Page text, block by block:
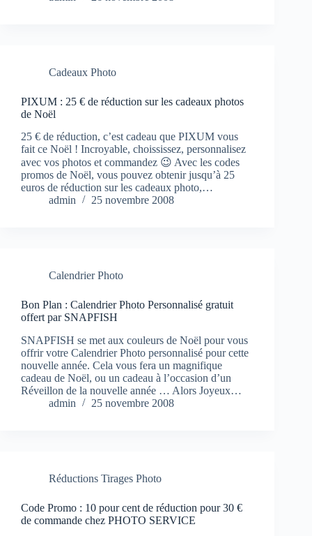
Cadeaux Photo
PIXUM : 25 € de réduction sur les cadeaux photos
de Noël
25 € de réduction, c’est cadeau que PIXUM vous
fait ce Noël ! Incroyable, choississez, personnalisez
avec vos photos et commandez 😉 Avec les codes
promos de Noël, vous pouvez obtenir jusqu’à 25
euros de réduction sur les cadeaux photo,…
admin
25 novembre 2008
Calendrier Photo
Bon Plan : Calendrier Photo Personnalisé gratuit
offert par SNAPFISH
SNAPFISH se met aux couleurs de Noël pour vous
offrir votre Calendrier Photo personnalisé pour cette
nouvelle année. Cela vous fera un magnifique
cadeau de Noël, ou un cadeau à l’occasion d’un
Réveillon de la nouvelle année … Alors Joyeux…
admin
25 novembre 2008
Réductions Tirages Photo
Code Promo : 10 pour cent de réduction pour 30 €
de commande chez PHOTO SERVICE